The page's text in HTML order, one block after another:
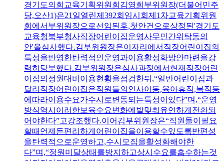
경기도의회교육기획위원회김영희부위원장(더불어민주
당,오산1)은21일열린제392회임시회제1차교육기획위원
회에서부위원장으로선임된후,첫안건으로상정된'경기도
교육청북부청사직장어린이집운영사무민간위탁동의
안'을심사했다.김부위원장은이자리에서직장어린이집의
특성을반영한탄력적인운영과이용활성화방안마련을강
력히당부했다.김부위원장은심사과정에서현재직장어린
이집의정원대비이용현황을점검한뒤,“일반어린이집과
달리직장어린이집은직원들의인사이동,육아휴직,복직등
에따라이용수요가수시로변동되는특성이있다”며,“운영
방식역시이러한보육수요변화에발맞춰유연하게전환되
어야한다”고강조했다.이어김부위원장은“직원들이필요
할때언제든편리하게어린이집을이용할수있도록반편성
을탄력적으로운영하고,수시모집을활성화해야한
다”며,“정원미달상태를방지하고상시수요를흡수하는것